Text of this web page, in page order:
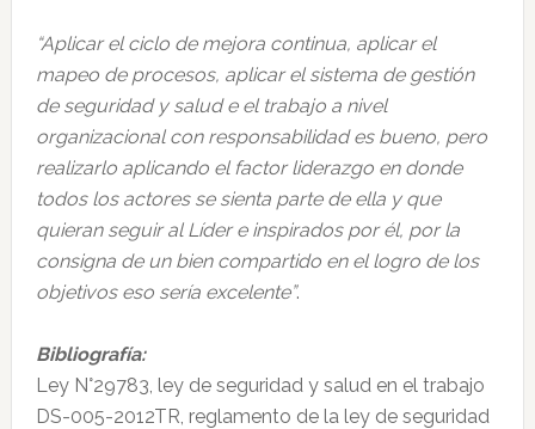
“Aplicar el ciclo de mejora continua, aplicar el
mapeo de procesos, aplicar el sistema de gestión
de seguridad y salud e el trabajo a nivel
organizacional con responsabilidad es bueno, pero
realizarlo aplicando el factor liderazgo en donde
todos los actores se sienta parte de ella y que
quieran seguir al Líder e inspirados por él, por la
consigna de un bien compartido en el logro de los
objetivos eso sería excelente”.
Bibliografía:
Ley N°29783, ley de seguridad y salud en el trabajo
DS-005-2012TR, reglamento de la ley de seguridad